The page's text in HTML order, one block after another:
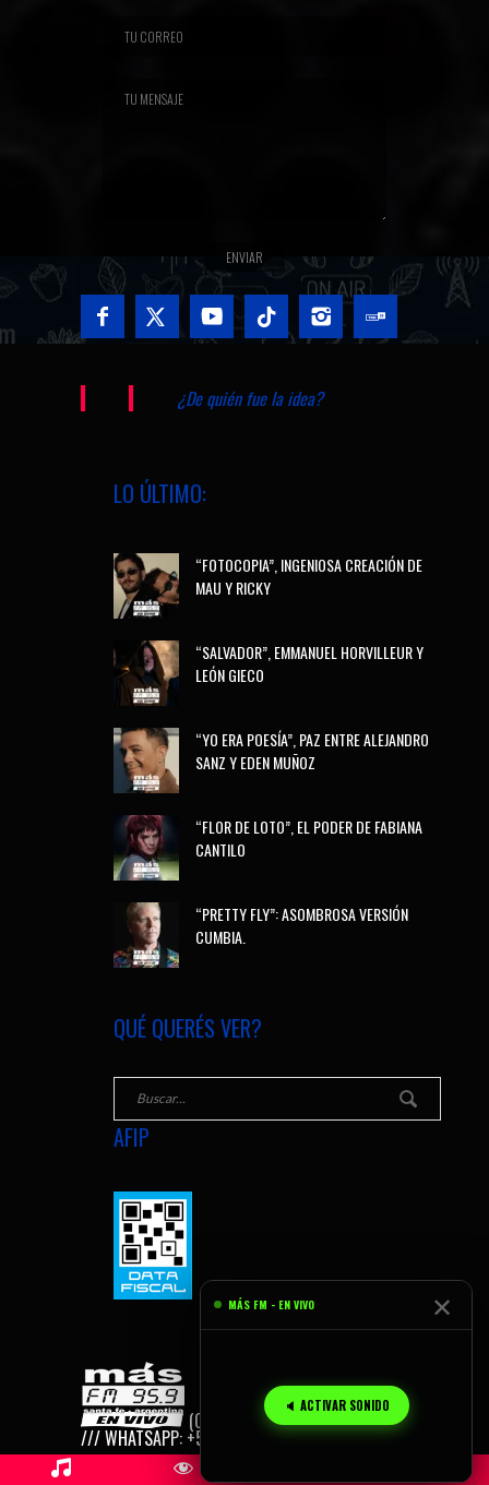
¿De quién fue la idea?
LO ÚLTIMO:
“FOTOCOPIA”, INGENIOSA CREACIÓN DE
MAU Y RICKY
“SALVADOR”, EMMANUEL HORVILLEUR Y
LEÓN GIECO
“YO ERA POESÍA”, PAZ ENTRE ALEJANDRO
SANZ Y EDEN MUÑOZ
“FLOR DE LOTO”, EL PODER DE FABIANA
CANTILO
“PRETTY FLY”: ASOMBROSA VERSIÓN
CUMBIA.
QUÉ QUERÉS VER?
AFIP
(C) 2026 MÁS FM, SANTA FE - AR
/// WHATSAPP: +54 9 342 155 165 959.
MÁS FM - EN VIVO ✕
🔈 ACTIVAR SONIDO